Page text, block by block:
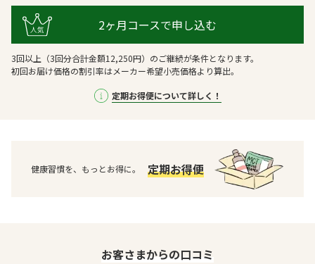
2ヶ月コースで申し込む
3回以上（3回分合計金額12,250円）のご継続が条件となります。
初回お届け価格の割引率はメーカー希望小売価格より算出。
定期お得便について詳しく！
健康習慣を、もっとお得に。 定期お得便
お客さまからの口コミ